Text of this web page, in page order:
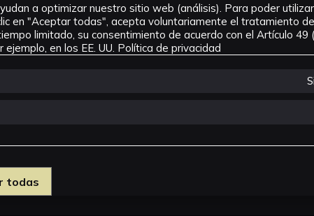
a optimizar nuestro sitio web (análisis). Para poder
en "Aceptar todas", acepta voluntariamente el tratamiento
limitado, su consentimiento de acuerdo con el Artículo 49
en los EE. UU. Política de privacidad
todas